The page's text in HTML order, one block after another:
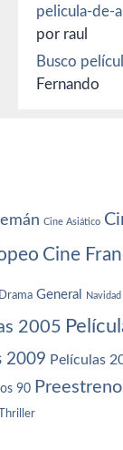
pelicula-de-
por raul
Busco
Fernando
Cine Asiático
Cine
Drama General Navidad
2005
2009 Películas
90
Thriller